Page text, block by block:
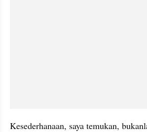
Kesederhanaan, saya temukan,